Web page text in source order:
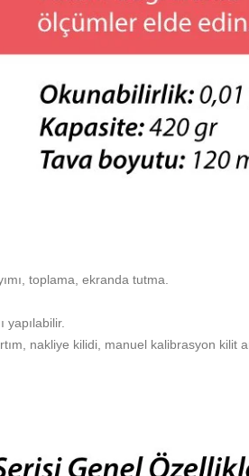
toplama, ekranda tutma.
nakliye kilidi, manuel kalibrasyon kilit